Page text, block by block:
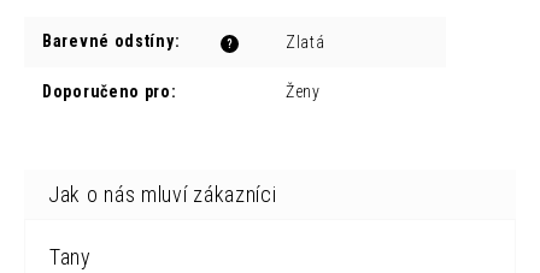
?
Barevné odstíny: Zlatá
Doporučeno pro: Ženy
Tany